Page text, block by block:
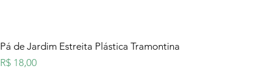
Pá de Jardim Estreita Plástica Tramontina
Preço
R$ 18,00